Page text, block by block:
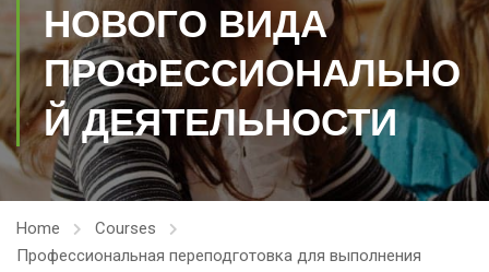
НОВОГО ВИДА
ПРОФЕССИОНАЛЬНО
Й ДЕЯТЕЛЬНОСТИ
Home
Courses
Профессиональная переподготовка для выполнения